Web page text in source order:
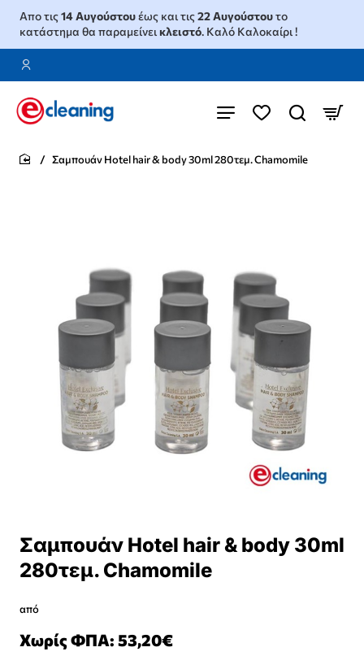
Απο τις14 Αυγούστουέως και τις22 Αυγούστουτο
κατάστημα θα παραμείνεικλειστό. Καλό Καλοκαίρι !
Σαμπουάν Ηotel hair & body 30ml 280τεμ. Chamomile
Σαμπουάν Ηotel hair & body 30ml
280τεμ. Chamomile
από
Χωρίς ΦΠΑ: 53,20€